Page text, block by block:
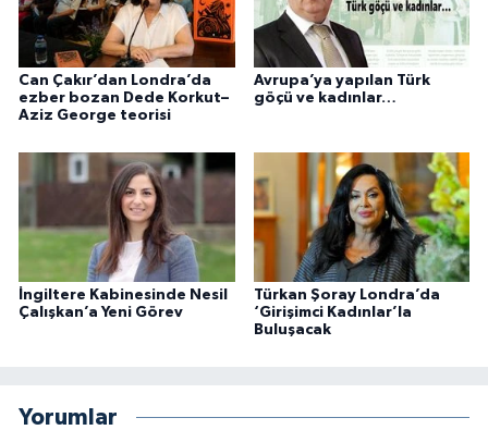
Can Çakır’dan Londra’da
ezber bozan Dede Korkut–
Aziz George teorisi
Avrupa’ya yapılan Türk
göçü ve kadınlar…
İngiltere Kabinesinde Nesil
Çalışkan’a Yeni Görev
Türkan Şoray Londra’da
‘Girişimci Kadınlar’la
Buluşacak
Yorumlar